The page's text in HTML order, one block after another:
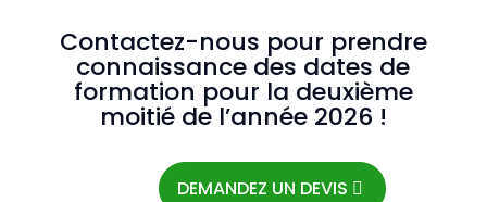
Contactez-nous pour prendre
connaissance des dates de
formation pour la deuxième
moitié de l’année 2026 !
DEMANDEZ UN DEVIS